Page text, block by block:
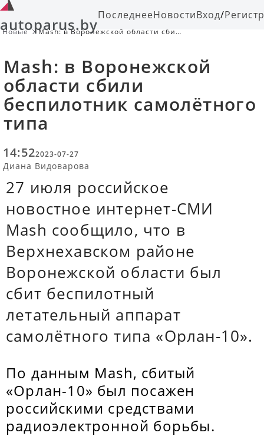
autoparus.byПоследнееНовостиВход/
Новые
Mash: в Воронежской области сбили
Mash: в Воронежской
области сбили
беспилотник самолётного
типа
14:522023-07-27
Диана Видоварова
27 июля российское
новостное интернет-СМИ
Mash сообщило, что в
Верхнехавском районе
Воронежской области был
сбит беспилотный
летательный аппарат
самолётного типа «Орлан-10».
По данным Mash, сбитый
«Орлан-10» был посажен
российскими средствами
радиоэлектронной борьбы.